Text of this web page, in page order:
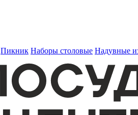
Пикник Наборы столовые Надувные